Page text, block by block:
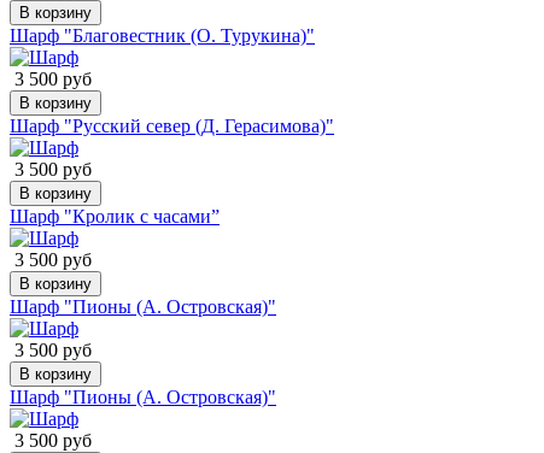
В корзину
Шарф "Благовестник (О. Турукина)"
3 500 руб
В корзину
Шарф "Русский север (Д. Герасимова)"
3 500 руб
В корзину
Шарф "Кролик с часами”
3 500 руб
В корзину
Шарф "Пионы (А. Островская)"
3 500 руб
В корзину
Шарф "Пионы (А. Островская)"
3 500 руб